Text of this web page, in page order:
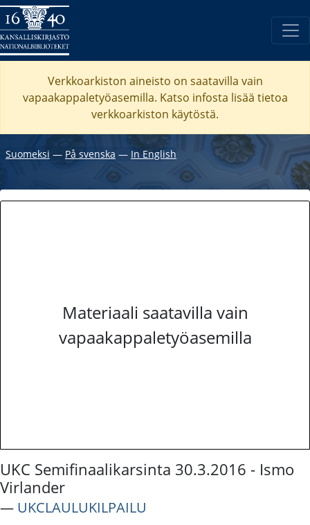
Verkkoarkiston aineisto on saatavilla vain
vapaakappaletyöasemilla. Katso infosta lisää tietoa
verkkoarkiston käytöstä.
Suomeksi ― På svenska ― In English
Materiaali saatavilla vain
vapaakappaletyöasemilla
UKC Semifinaalikarsinta 30.3.2016 - Ismo
Virlander
― UKCLAULUKILPAILU